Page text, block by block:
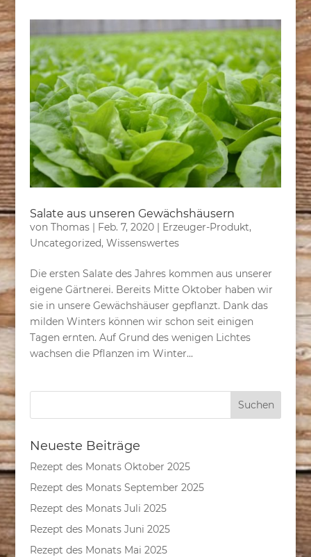
Salate aus unseren Gewächshäusern
von Thomas| Feb. 7, 2020| Erzeuger-Produkt,
Uncategorized, Wissenswertes
Die ersten Salate des Jahres kommen aus unserer
eigene Gärtnerei. Bereits Mitte Oktober haben wir
sie in unsere Gewächshäuser gepflanzt. Dank das
milden Winters können wir schon seit einigen
Tagen ernten. Auf Grund des wenigen Lichtes
wachsen die Pflanzen im Winter...
Neueste Beiträge
Rezept des Monats Oktober 2025
Rezept des Monats September 2025
Rezept des Monats Juli 2025
Rezept des Monats Juni 2025
Rezept des Monats Mai 2025